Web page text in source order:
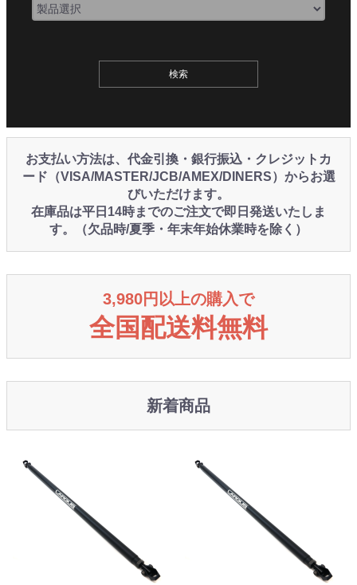
お支払い方法は、代金引換・銀行振込・クレジットカ
ード（VISA/MASTER/JCB/AMEX/DINERS）からお選
びいただけます。
在庫品は平日14時までのご注文で即日発送いたしま
す。（欠品時/夏季・年末年始休業時を除く）
3,980円以上の購入で
全国配送料無料
新着商品